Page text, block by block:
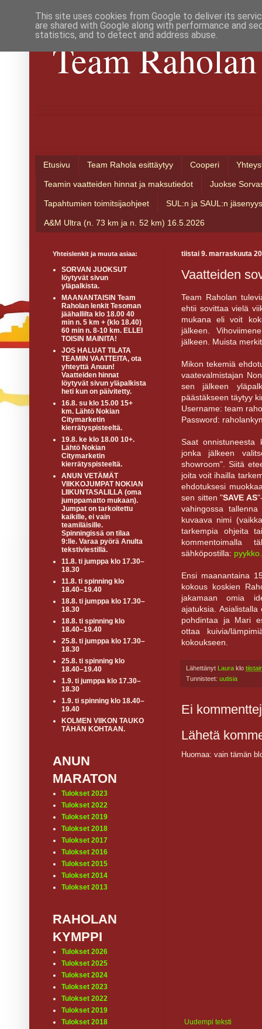
Team
Etusivu Team Rahola esittäytyy Cooperi
Teamin vaatteiden hinnat ja maksutiedot Juokse
Tapahtumien toimitsijaohjeet SUL:n ja SAUL:n jäsenyys
A&M Ultra (n. 73 km ja n. 52 km) 16.5.2026
tiistai 9. marraskuuta
Vaatteiden
Team Raholan
ehtii sovittaa vielä
mukana eli voit
jälkeen.
jälkeen. Muista
Mikon tekemiä
vaatevalmistajan
sen jälkeen
päästäkseen täytyy
Username: team
Password:
Saat onnistuneesta
jonka jälkeen
showroom". Siitä
joita voit ihailla
ehdotuksesi
sen sitten "SAVE AS
vahingossa
kuvaava nimi
tarkempia ohjeita
kommentoimalla
sähköpostilla:
Ensi maanantaina
kokous koskien
jakamaan omia
ajatuksia.
pohdintaa ja Mari
ottaa kuivia/
kokoukseen.
Lähettänyt Laura klo
Tunnisteet: uutisia
Ei
Lähetä
Huomaa: vain tämän
Uudempi teksti
Yhteislenkit ja muuta asiaa:
SORVAN JUOKSUT
löytyvät sivun
yläpalkista.
MAANANTAISIN Team
Raholan lenkit Tesoman
jäähallilta klo 18.00 40
min n. 5 km + (klo 18.40)
60 min n. 8-10 km. ELLEI
TOISIN MAINITA!
JOS HALUAT TILATA
TEAMIN VAATTEITA, ota
yhteyttä Anuun!
Vaatteiden hinnat
löytyvät sivun yläpalkista
heti kun on päivitetty.
16.8. su klo 15.00 15+
km. Lähtö Nokian
Citymarketin
kierrätyspisteeltä.
19.8. ke klo 18.00 10+.
Lähtö Nokian
Citymarketin
kierrätyspisteeltä.
ANUN VETÄMÄT
VIIKKOJUMPAT NOKIAN
LIIKUNTASALILLA (oma
jumppamatto mukaan).
Jumpat on tarkoitettu
kaikille, ei vain
teamiläisille.
Spinningissä on tilaa
9:lle. Varaa pyörä Anulta
tekstiviestillä.
11.8. ti jumppa klo 17.30–
18.30
11.8. ti spinning klo
18.40–19.40
18.8. ti jumppa klo 17.30–
18.30
18.8. ti spinning klo
18.40–19.40
25.8. ti jumppa klo 17.30–
18.30
25.8. ti spinning klo
18.40–19.40
1.9. ti jumppa klo 17.30–
18.30
1.9. ti spinning klo 18.40–
19.40
KOLMEN VIIKON TAUKO
TÄHÄN KOHTAAN.
ANUN
MARATON
Tulokset 2023
Tulokset 2022
Tulokset 2019
Tulokset 2018
Tulokset 2017
Tulokset 2016
Tulokset 2015
Tulokset 2014
Tulokset 2013
RAHOLAN
KYMPPI
Tulokset 2026
Tulokset 2025
Tulokset 2024
Tulokset 2023
Tulokset 2022
Tulokset 2019
Tulokset 2018
This site uses cookies from Google to deliver its
are shared with Google along with performance and
statistics, and to detect and address abuse.